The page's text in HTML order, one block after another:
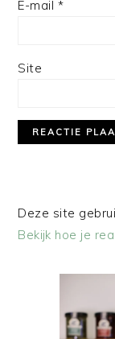
E-mail *
Site
Deze site
Bekijk hoe je